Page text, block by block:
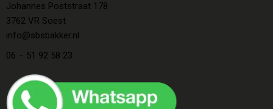
Johannes Poststraat 178
3762 VR Soest
info@sbsbakker.nl
06 – 51 92 58 23